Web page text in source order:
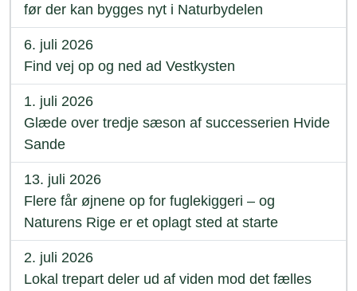
før der kan bygges nyt i Naturbydelen
6. juli 2026
Find vej op og ned ad Vestkysten
1. juli 2026
Glæde over tredje sæson af successerien Hvide
Sande
13. juli 2026
Flere får øjnene op for fuglekiggeri – og
Naturens Rige er et oplagt sted at starte
2. juli 2026
Lokal trepart deler ud af viden mod det fælles